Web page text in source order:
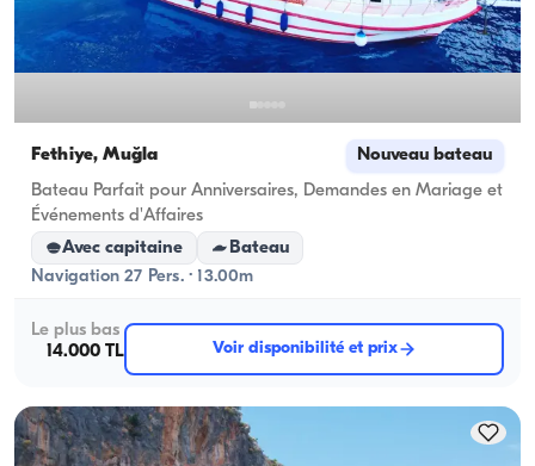
Fethiye, Muğla Nouveau bateau
Bateau Parfait pour Anniversaires, Demandes en Mariage et
Événements d'Affaires
Avec capitaine
Bateau
Navigation 27 Pers. · 13.00m
Le plus bas
14.000 TL
Voir disponibilité et prix